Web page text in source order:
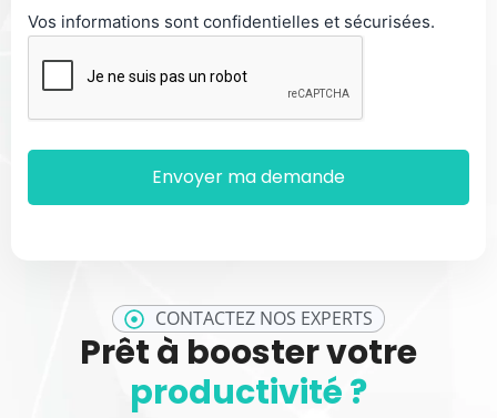
CONTACTEZ NOS EXPERTS
Prêt à booster votre
productivité ?
Vos informations sont confidentielles et sécurisées.